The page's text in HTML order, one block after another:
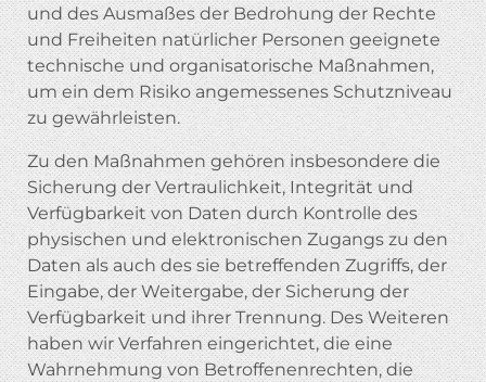
und des Ausmaßes der Bedrohung der Rechte
und Freiheiten natürlicher Personen geeignete
technische und organisatorische Maßnahmen,
um ein dem Risiko angemessenes Schutzniveau
zu gewährleisten.
Zu den Maßnahmen gehören insbesondere die
Sicherung der Vertraulichkeit, Integrität und
Verfügbarkeit von Daten durch Kontrolle des
physischen und elektronischen Zugangs zu den
Daten als auch des sie betreffenden Zugriffs, der
Eingabe, der Weitergabe, der Sicherung der
Verfügbarkeit und ihrer Trennung. Des Weiteren
haben wir Verfahren eingerichtet, die eine
Wahrnehmung von Betroffenenrechten, die